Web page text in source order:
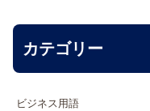
カテゴリー
ビジネス用語